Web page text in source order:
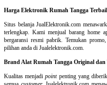
Harga Elektronik Rumah Tangga
Situs belanjaJualElektronik.com
terlengkap. Kami menjual barang home
bergaransi resmi pabrik. Temukan
pilihan anda di Jualelektronik.com.
Brand Alat Rumah Tangga Original dan
Kualitas menjadipointpenting yang